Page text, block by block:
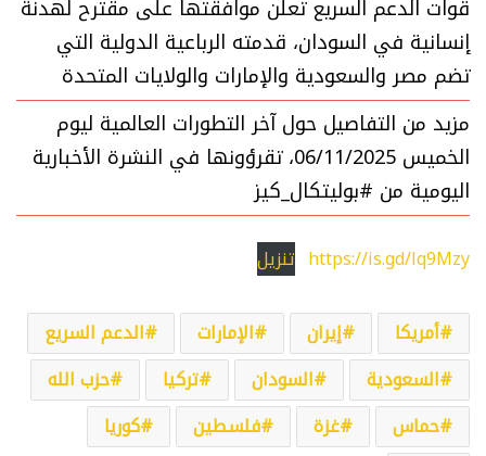
قوات الدعم السريع تعلن موافقتها على مقترح لهدنة
إنسانية في السودان، قدمته الرباعية الدولية التي
تضم مصر والسعودية والإمارات والولايات المتحدة
مزيد من التفاصيل حول آخر التطورات العالمية ليوم
الخميس 06/11/2025، تقرؤونها في النشرة الأخبارية
اليومية من #بوليتكال_كيز
https://is.gd/lq9Mzy تنزيل
أمريكا إيران الإمارات
الدعم السريع
السعودية
السودان تركيا
حزب الله
حماس
غزة فلسطين
كوريا